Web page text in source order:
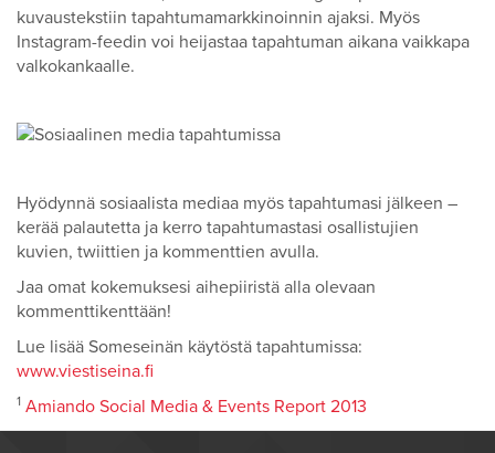
kuvaustekstiin tapahtumamarkkinoinnin ajaksi. Myös
Instagram-feedin voi heijastaa tapahtuman aikana vaikkapa
valkokankaalle.
Hyödynnä sosiaalista mediaa myös tapahtumasi jälkeen –
kerää palautetta ja kerro tapahtumastasi osallistujien
kuvien, twiittien ja kommenttien avulla.
Jaa omat kokemuksesi aihepiiristä alla olevaan
kommenttikenttään!
Lue lisää Someseinän käytöstä tapahtumissa:
www.viestiseina.fi
1 Amiando Social Media & Events Report 2013